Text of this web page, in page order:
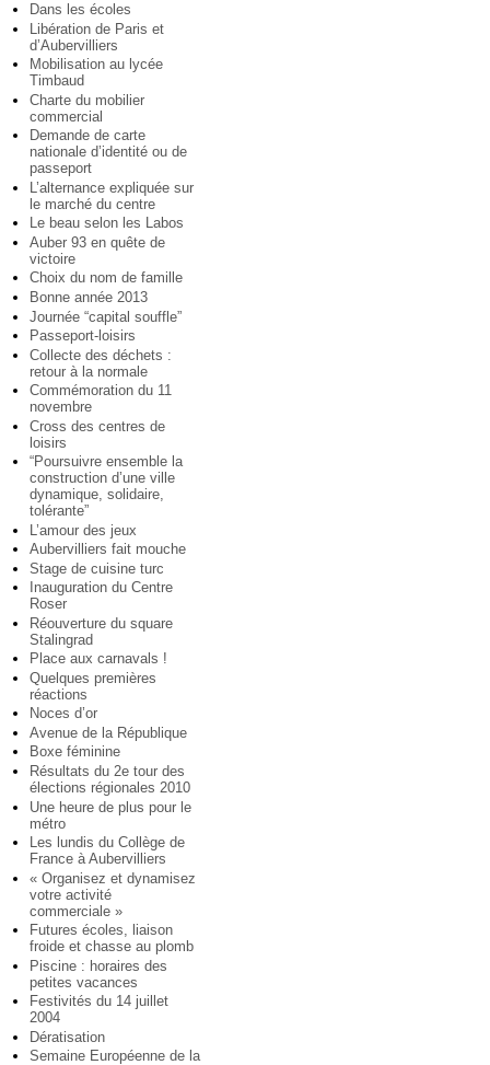
Dans les écoles
Libération de Paris et
d’Aubervilliers
Mobilisation au lycée
Timbaud
Charte du mobilier
commercial
Demande de carte
nationale d’identité ou de
passeport
L’alternance expliquée sur
le marché du centre
Le beau selon les Labos
Auber 93 en quête de
victoire
Choix du nom de famille
Bonne année 2013
Journée “capital souffle”
Passeport-loisirs
Collecte des déchets :
retour à la normale
Commémoration du 11
novembre
Cross des centres de
loisirs
“Poursuivre ensemble la
construction d’une ville
dynamique, solidaire,
tolérante”
L’amour des jeux
Aubervilliers fait mouche
Stage de cuisine turc
Inauguration du Centre
Roser
Réouverture du square
Stalingrad
Place aux carnavals !
Quelques premières
réactions
Noces d’or
Avenue de la République
Boxe féminine
Résultats du 2e tour des
élections régionales 2010
Une heure de plus pour le
métro
Les lundis du Collège de
France à Aubervilliers
« Organisez et dynamisez
votre activité
commerciale »
Futures écoles, liaison
froide et chasse au plomb
Piscine : horaires des
petites vacances
Festivités du 14 juillet
2004
Dératisation
Semaine Européenne de la